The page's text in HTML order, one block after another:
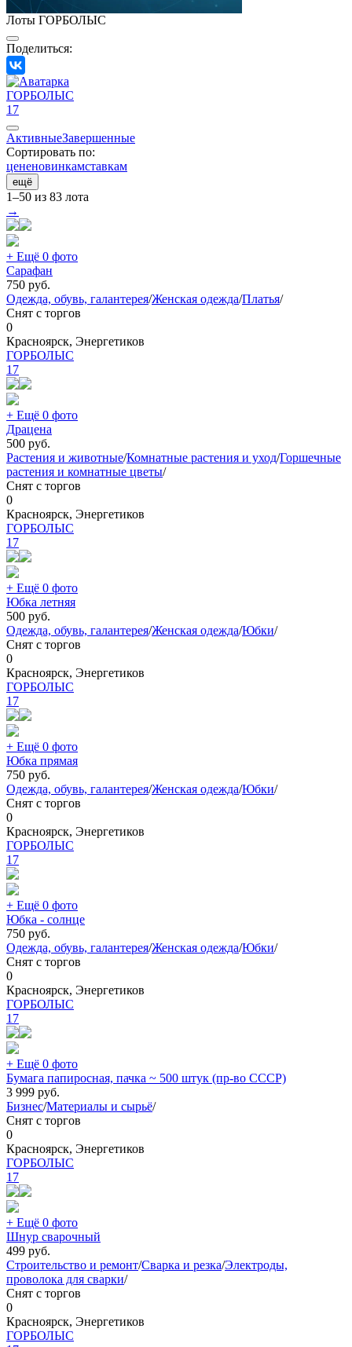
Лоты ГОРБОЛЫС
Поделиться:
ГОРБОЛЫС
17
АктивныеЗавершенные
Сортировать по:
цененовинкамставкам
ещё
1–50 из 83 лота
→
+ Ещё 0 фото
Сарафан
750 руб.
Одежда, обувь, галантерея/Женская одежда/Платья/
Снят с торгов
0
Красноярск, Энергетиков
ГОРБОЛЫС
17
+ Ещё 0 фото
Драцена
500 руб.
Растения и животные/Комнатные растения и уход/Горшечные
растения и комнатные цветы/
Снят с торгов
0
Красноярск, Энергетиков
ГОРБОЛЫС
17
+ Ещё 0 фото
Юбка летняя
500 руб.
Одежда, обувь, галантерея/Женская одежда/Юбки/
Снят с торгов
0
Красноярск, Энергетиков
ГОРБОЛЫС
17
+ Ещё 0 фото
Юбка прямая
750 руб.
Одежда, обувь, галантерея/Женская одежда/Юбки/
Снят с торгов
0
Красноярск, Энергетиков
ГОРБОЛЫС
17
+ Ещё 0 фото
Юбка - солнце
750 руб.
Одежда, обувь, галантерея/Женская одежда/Юбки/
Снят с торгов
0
Красноярск, Энергетиков
ГОРБОЛЫС
17
+ Ещё 0 фото
Бумага папиросная, пачка ~ 500 штук (пр-во СССР)
3 999 руб.
Бизнес/Материалы и сырьё/
Снят с торгов
0
Красноярск, Энергетиков
ГОРБОЛЫС
17
+ Ещё 0 фото
Шнур сварочный
499 руб.
Строительство и ремонт/Сварка и резка/Электроды,
проволока для сварки/
Снят с торгов
0
Красноярск, Энергетиков
ГОРБОЛЫС